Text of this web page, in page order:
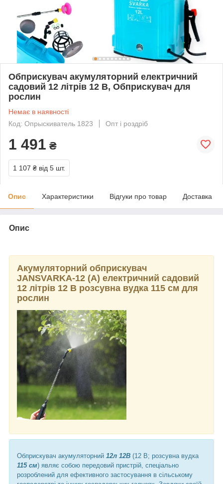
Обприскувач акумуляторний електричний
садовий 12 літрів 12 В, Обприскувач для
рослин
Немає в наявності
Код: Опрыскиватель 1823
Опт і роздріб
1 491 ₴
1 107 ₴ від 5 шт.
Опис Характеристики Відгуки про товар Доставка
Опис
Акумуляторний обприскувач
JANSVARKA-12 (А) електричний садовий
12 літрів 12 В розсувна вудка 115 см для
рослин
Обприскувач акумуляторний 12л 12В (12 В; розсувна вудка
115 см) являє собою передовий пристрій, спеціально
розроблений для ефективного застосування в сільському